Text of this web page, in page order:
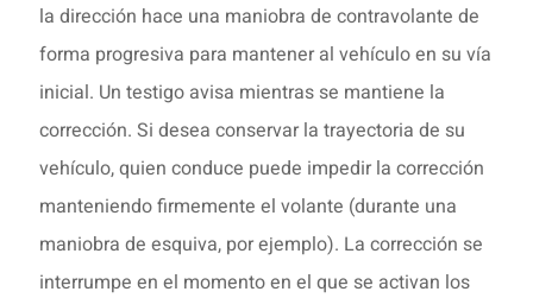
la dirección hace una maniobra de contravolante de
forma progresiva para mantener al vehículo en su vía
inicial. Un testigo avisa mientras se mantiene la
corrección. Si desea conservar la trayectoria de su
vehículo, quien conduce puede impedir la corrección
manteniendo firmemente el volante (durante una
maniobra de esquiva, por ejemplo). La corrección se
interrumpe en el momento en el que se activan los